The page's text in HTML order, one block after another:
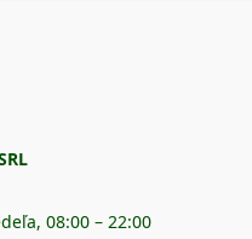
08:00 – 22:00